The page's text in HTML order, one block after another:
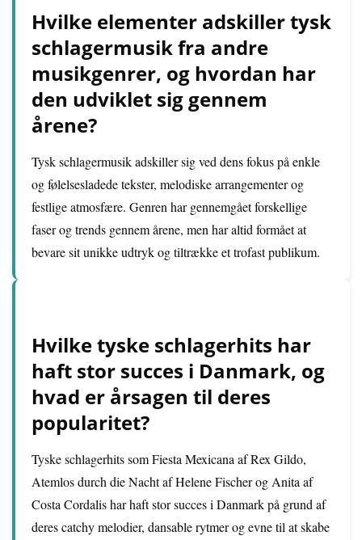
Hvilke elementer adskiller tysk
schlagermusik fra andre
musikgenrer, og hvordan har
den udviklet sig gennem
årene?
Tysk schlagermusik adskiller sig ved dens fokus på enkle
og følelsesladede tekster, melodiske arrangementer og
festlige atmosfære. Genren har gennemgået forskellige
faser og trends gennem årene, men har altid formået at
bevare sit unikke udtryk og tiltrække et trofast publikum.
Hvilke tyske schlagerhits har
haft stor succes i Danmark, og
hvad er årsagen til deres
popularitet?
Tyske schlagerhits som Fiesta Mexicana af Rex Gildo,
Atemlos durch die Nacht af Helene Fischer og Anita af
Costa Cordalis har haft stor succes i Danmark på grund af
deres catchy melodier, dansable rytmer og evne til at skabe